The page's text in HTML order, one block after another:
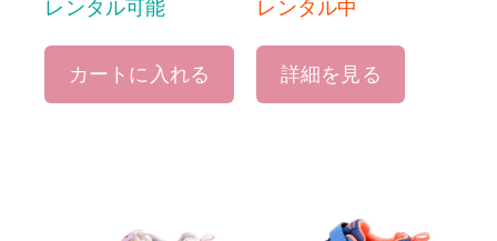
レンタル可能
カートに入れる
レンタル中
詳細を見る